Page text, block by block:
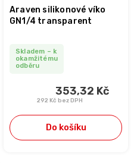
Araven silikonové víko
GN1/4 transparent
Skladem – k
okamžitému
odběru
292 Kč bez DPH
353,32 Kč
Do košíku